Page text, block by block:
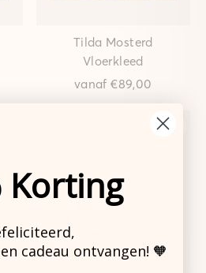
Tilda Mosterd
Vloerkleed
vanaf€89,00
Korting
cadeau ontvangen! 🧡